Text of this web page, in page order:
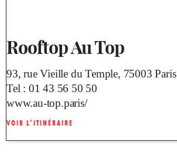
Rooftop Au Top
93, rue Vieille du Temple, 75003 Paris
Tel : 01 43 56 50 50
www.au-top.paris/
VOIR L’ITINÉRAIRE